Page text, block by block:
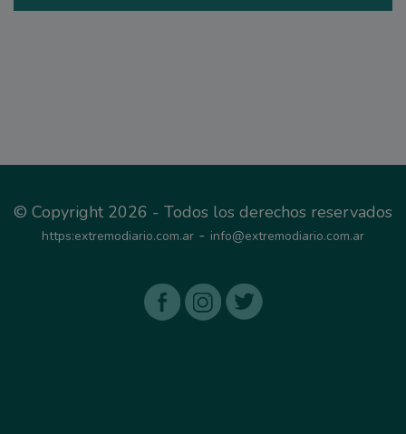
© Copyright 2026 - Todos los derechos reservados
https:extremodiario.com.ar - info@extremodiario.com.ar